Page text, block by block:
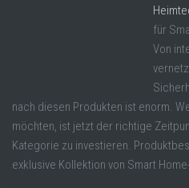
für
Von
nach diesen Produkten ist enorm.
möchten, ist jetzt der richtige
Kategorie zu investieren.
exklusive Kollektion von Smart